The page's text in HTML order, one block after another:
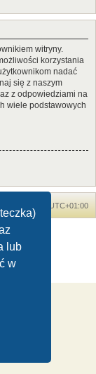
lub
w
witryny.
korzystania
nadać
się z naszym
z odpowiedziami na
wiele podstawowych
UTC+01:00
Limited